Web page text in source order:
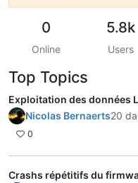
0
Online
5.8k
Users
Top Topics
Exploitation des données
Nicolas Bernaerts20
0
Crashs répétitifs du